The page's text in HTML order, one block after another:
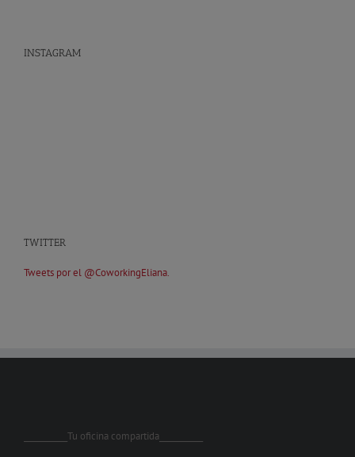
INSTAGRAM
TWITTER
Tweets por el @CoworkingEliana.
___________Tu oficina compartida___________